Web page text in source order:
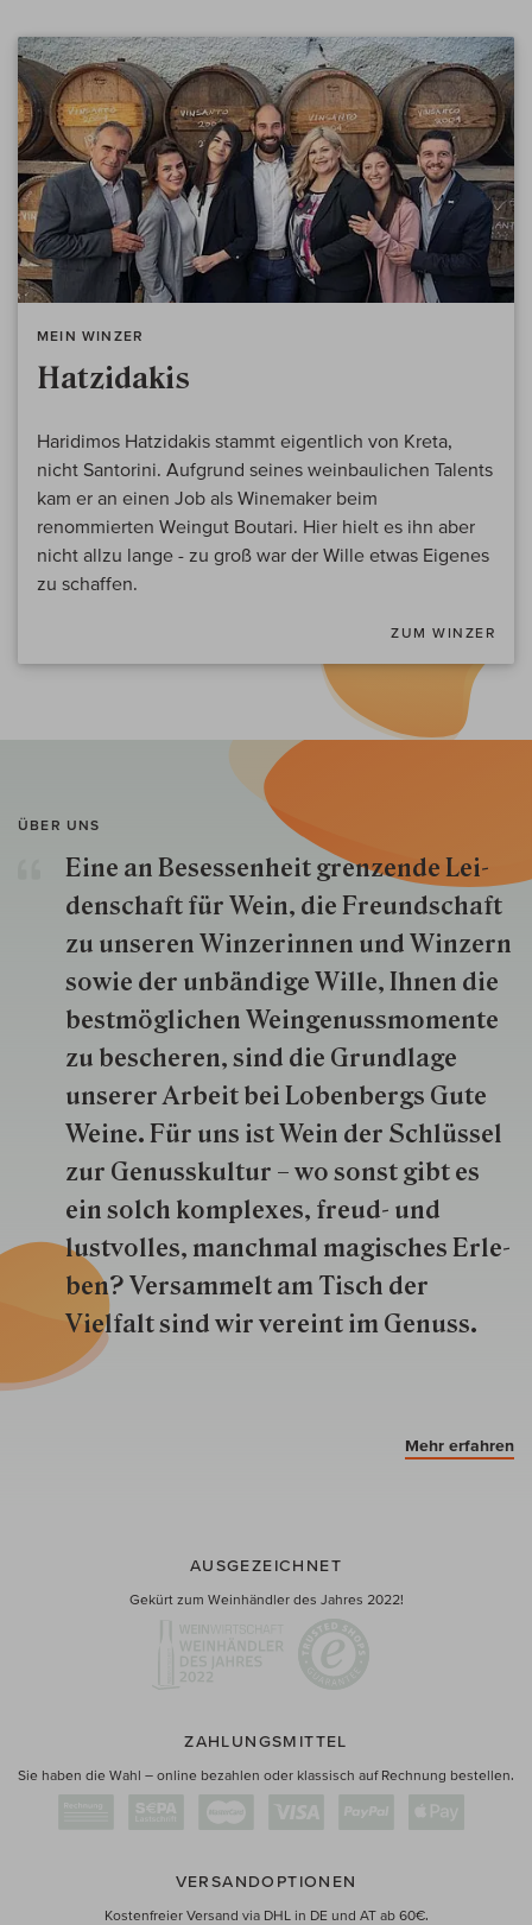
MEIN WINZER
Hatzidakis
Haridimos Hatzidakis stammt eigentlich von Kreta,
nicht Santorini. Aufgrund seines weinbaulichen Talents
kam er an einen Job als Winemaker beim
renommierten Weingut Boutari. Hier hielt es ihn aber
nicht allzu lange - zu groß war der Wille etwas Eigenes
zu schaffen.
ZUM WINZER
ÜBER UNS
Eine an Besessenheit gren­zende Lei­
den­schaft für Wein, die Freund­schaft
zu unseren Win­zer­innen und Win­zern
so­wie der un­bän­dige Wille, Ihnen die
best­mög­lich­en Wein­genuss­momente
zu besche­ren, sind die Grund­lage
unserer Arbeit bei Lobenbergs Gute
Weine. Für uns ist Wein der Schlüs­sel
zur Genuss­kultur – wo sonst gibt es
ein solch kom­plexes, freud- und
lustvolles, manchmal ma­gisch­es Er­le­
ben? Versammelt am Tisch der
Vielfalt sind wir ver­eint im Genuss.
Mehr erfahren
AUSGEZEICHNET
Gekürt zum Weinhändler des Jahres 2022!
ZAHLUNGSMITTEL
Sie haben die Wahl – online bezahlen oder klassisch auf Rechnung bestellen.
VERSANDOPTIONEN
Kostenfreier Versand via DHL in DE und AT ab 60€.